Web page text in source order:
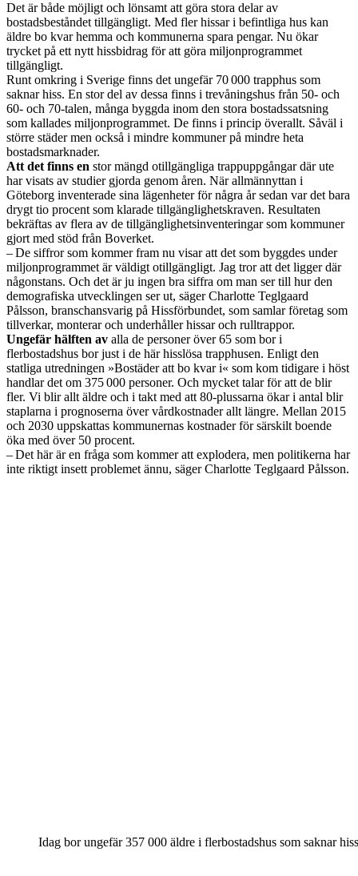
Det är både möjligt och lönsamt att göra stora delar av
bostadsbeståndet tillgängligt. Med fler hissar i befintliga hus kan
äldre bo kvar hemma och kommunerna spara pengar. Nu ökar
trycket på ett nytt hissbidrag för att göra miljonprogrammet
tillgängligt.
Runt omkring i Sverige finns det ungefär 70 000 trapphus som
saknar hiss. En stor del av dessa finns i trevåningshus från 50- och
60- och 70-talen, många byggda inom den stora bostadssatsning
som kallades miljonprogrammet. De finns i princip överallt. Såväl i
större städer men också i mindre kommuner på mindre heta
bostadsmarknader.
Att det finns en stor mängd otillgängliga trappuppgångar där ute
har visats av studier gjorda genom åren. När allmännyttan i
Göteborg inventerade sina lägenheter för några år sedan var det bara
drygt tio procent som klarade tillgänglighetskraven. Resultaten
bekräftas av flera av de tillgänglighetsinventeringar som kommuner
gjort med stöd från Boverket.
– De siffror som kommer fram nu visar att det som byggdes under
miljonprogrammet är väldigt otillgängligt. Jag tror att det ligger där
någonstans. Och det är ju ingen bra siffra om man ser till hur den
demografiska utvecklingen ser ut, säger Charlotte Teglgaard
Pålsson, branschansvarig på Hissförbundet, som samlar företag som
tillverkar, monterar och underhåller hissar och rulltrappor.
Ungefär hälften av alla de personer över 65 som bor i
flerbostadshus bor just i de här hisslösa trapphusen. Enligt den
statliga utredningen »Bostäder att bo kvar i« som kom tidigare i höst
handlar det om 375 000 personer. Och mycket talar för att de blir
fler. Vi blir allt äldre och i takt med att 80-plussarna ökar i antal blir
staplarna i prognoserna över vårdkostnader allt längre. Mellan 2015
och 2030 uppskattas kommunernas kostnader för särskilt boende
öka med över 50 procent.
– Det här är en fråga som kommer att explodera, men politikerna har
inte riktigt insett problemet ännu, säger Charlotte Teglgaard Pålsson.
Idag bor ungefär 357 000 äldre i flerbostadshus som saknar